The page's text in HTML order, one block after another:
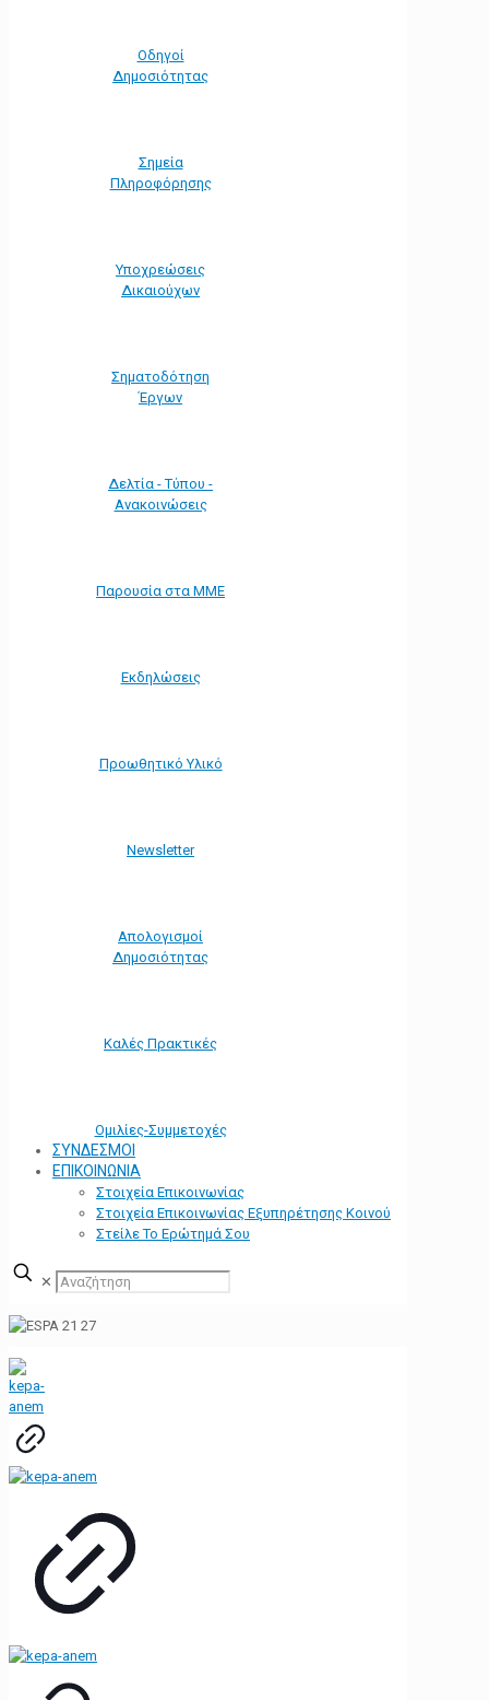
Οδηγοί
Δημοσιότητας
Σημεία
Πληροφόρησης
Υποχρεώσεις
Δικαιούχων
Σηματοδότηση
Έργων
Δελτία - Τύπου -
Ανακοινώσεις
Παρουσία στα ΜΜΕ
Εκδηλώσεις
Προωθητικό Υλικό
Νewsletter
Απολογισμοί
Δημοσιότητας
Καλές Πρακτικές
Ομιλίες-Συμμετοχές
ΣΥΝΔΕΣΜΟΙ
ΕΠΙΚΟΙΝΩΝΙΑ
Στοιχεία Επικοινωνίας
Στοιχεία Επικοινωνίας Εξυπηρέτησης Κοινού
Στείλε Το Ερώτημά Σου
✕